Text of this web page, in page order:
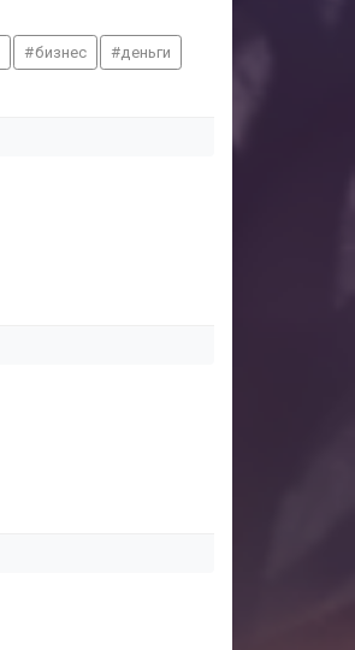
бизнес деньги